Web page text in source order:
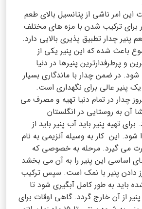
این امر ناشی از پتانسیل بالای طعم
برای ترکیب شدن با مزه های مختلف
پنیر چدار تطبیق پذیری بالایی دارد.
باعث شده که این پنیر یکی از
و پرطرفدارترین پنیرها در دنیا
در ضمن چدار با ماندگاری بسیار
یک پنیر عالی برای نگهداری است.
چدار در تمام دنیا تهیه و مصرف می
آن به روستایی در انگلستان
برای تهیه پنیر باید آب پنیر باید از
شود. این کار به وسیله آنزیمی به نام
می گیرد. مرحله به خصوصی که
اساسی این پنیر را به آن می بخشد
دادن پنیر با نمک است. سپس ترکیب
باید به طور کامل آبگیری شود تا
از آن خارج گردد. گاهی اوقات برای